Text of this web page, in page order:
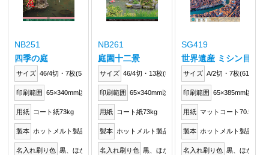
NB251
四季の庭
サイズ 46/4切・7枚(534×380mm)
印刷範囲 65×340mm以内
用紙 コート紙73kg
製本 ホットメルト製品
名入れ刷り色 黒、ほか
NB261
庭園十二景
サイズ 46/4切・13枚(534×380mm)
印刷範囲 65×340mm以内
用紙 コート紙73kg
製本 ホットメルト製品
名入れ刷り色 黒、ほか
SG419
世界遺産 ミシン目入り
サイズ A/2切・7枚
印刷範囲 65×385mm以内
用紙 マットコート70.5kg
製本 ホットメルト製品
名入れ刷り色 黒、ほか